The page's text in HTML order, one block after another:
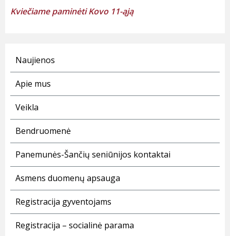
Kviečiame paminėti Kovo 11-ąją
Naujienos
Apie mus
Veikla
Bendruomenė
Panemunės-Šančių seniūnijos kontaktai
Asmens duomenų apsauga
Registracija gyventojams
Registracija – socialinė parama